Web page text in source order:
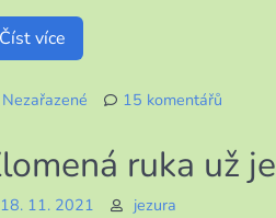
Číst více
Nezařazené
15 komentářů
s
názvem
ruka už
18. 11. 2021 jezura